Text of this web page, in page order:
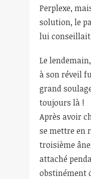
Perplexe,
solution, le
lui
Le
à son réveil
grand
toujours là !
Après avoir
se mettre en
troisième
attaché
obstinément